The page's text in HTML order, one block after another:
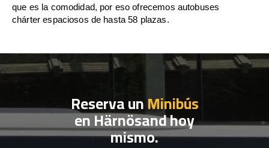
que es la comodidad, por eso ofrecemos autobuses
chárter espaciosos de hasta 58 plazas.
Reserva unMinibús
en Härnösand hoy
mismo.